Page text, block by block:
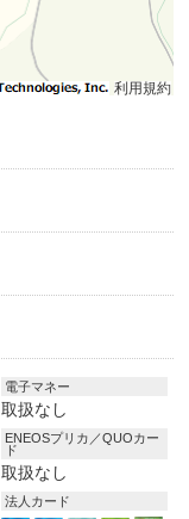
利用規約
電子マネー
取扱なし
ENEOSプリカ／QUOカー
ド
取扱なし
法人カード